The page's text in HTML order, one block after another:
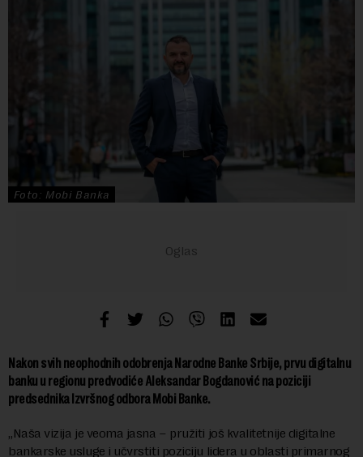
Foto: Mobi Banka
Nakon svih neophodnih odobrenja Narodne Banke Srbije, prvu digitalnu
banku u regionu predvodiće Aleksandar Bogdanović na poziciji
predsednika Izvršnog odbora Mobi Banke.
„Naša vizija je veoma jasna – pružiti još kvalitetnije digitalne
bankarske usluge i učvrstiti poziciju lidera u oblasti primarnog